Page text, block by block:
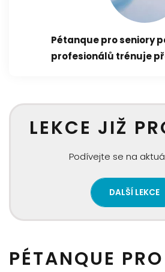
Pétanque pro seniory
profesionálů trénuje
LEKCE JIŽ
Podívejte se na
DALŠÍ LEKCE
PÉTANQUE